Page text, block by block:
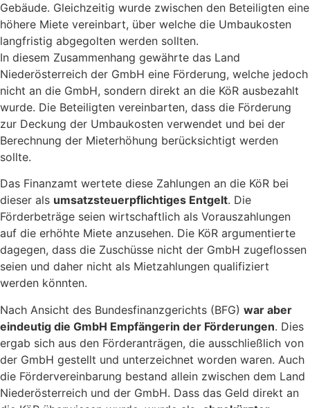
Gebäude. Gleichzeitig wurde zwischen den Beteiligten eine
höhere Miete vereinbart, über welche die Umbaukosten
langfristig abgegolten werden sollten.
In diesem Zusammenhang gewährte das Land
Niederösterreich der GmbH eine Förderung, welche jedoch
nicht an die GmbH, sondern direkt an die KöR ausbezahlt
wurde. Die Beteiligten vereinbarten, dass die Förderung
zur Deckung der Umbaukosten verwendet und bei der
Berechnung der Mieterhöhung berücksichtigt werden
sollte.
Das Finanzamt wertete diese Zahlungen an die KöR bei
dieser als umsatzsteuerpflichtiges Entgelt. Die
Förderbeträge seien wirtschaftlich als Vorauszahlungen
auf die erhöhte Miete anzusehen. Die KöR argumentierte
dagegen, dass die Zuschüsse nicht der GmbH zugeflossen
seien und daher nicht als Mietzahlungen qualifiziert
werden könnten.
Nach Ansicht des Bundesfinanzgerichts (BFG) war aber
eindeutig die GmbH Empfängerin der Förderungen. Dies
ergab sich aus den Förderanträgen, die ausschließlich von
der GmbH gestellt und unterzeichnet worden waren. Auch
die Fördervereinbarung bestand allein zwischen dem Land
Niederösterreich und der GmbH. Dass das Geld direkt an